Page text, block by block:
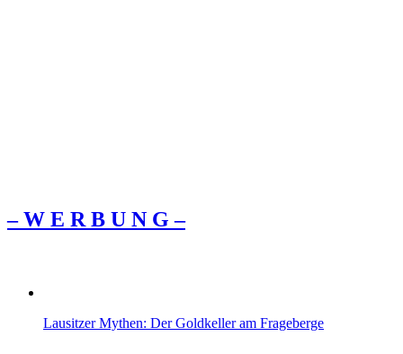
– W Ε R Β U Ν G –
Lausitzer Mythen: Der Goldkeller am Frageberge